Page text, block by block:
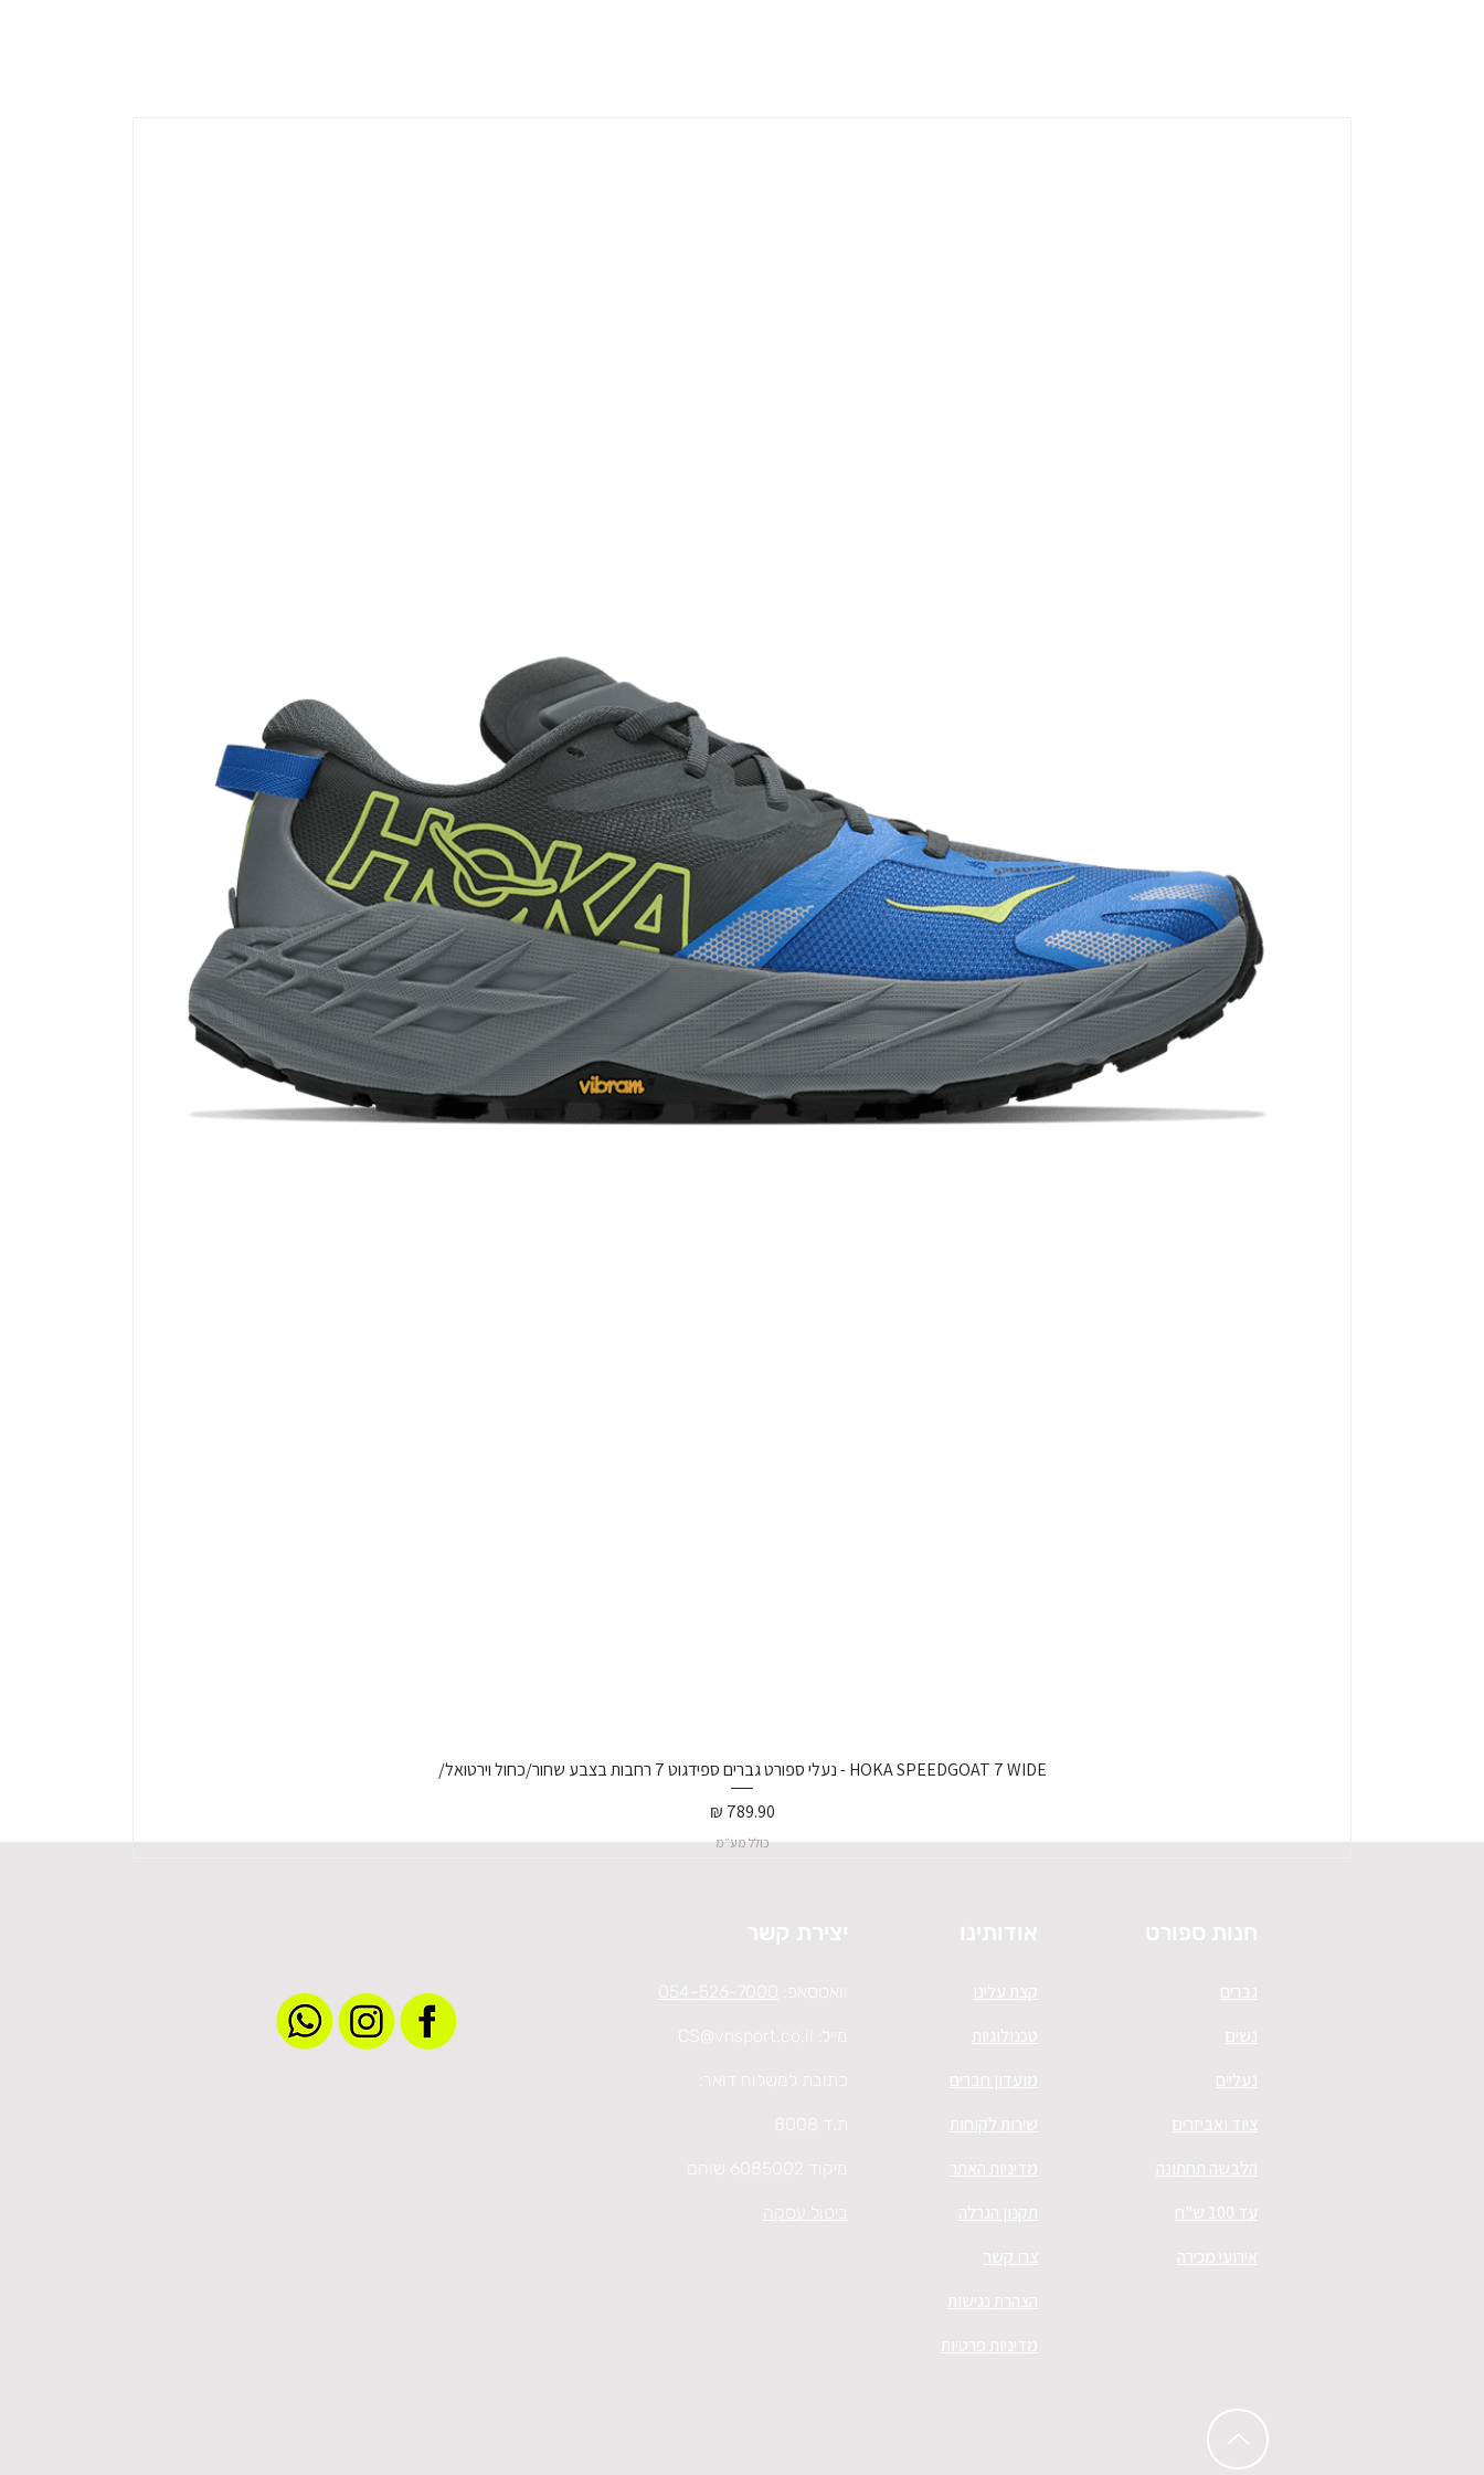
HOKA SPEEDGOAT 7 WIDE - נעלי ספורט גברים ספידגוט 7 רחבות בצבע שחור/כחול וירטואל/
מחיר
כולל מע״מ
חנות ספורט
גברים
נשים
נעליים
ציוד ואביזרים
הלבשה תחתונה
עד 100 ש"ח
אירועי מכירה
אודותינו
קצת עלינו
טכנולוגיות
מועדון חברים
שירות לקוחות
מדיניות האתר
תקנון הגרלה
צרו קשר
הצהרת נגישות
מדיניות פרטיות
יצירת קשר
וואטסאפ: 054-526-7000
מייל: CS@vnsport.co.il
כתובת למשלוח דואר:
ת.ד 8008
מיקוד 6085002 שוהם
ביטול עסקה